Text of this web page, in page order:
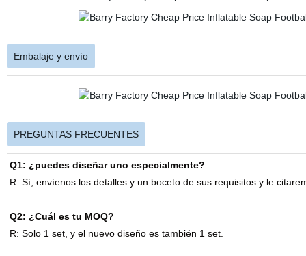
Embalaje y envío
PREGUNTAS FRECUENTES
Q1: ¿puedes diseñar uno especialmente?
R: Sí, envíenos los detalles y un boceto de sus requisitos y le
Q2: ¿Cuál es tu MOQ?
R: Solo 1 set, y el nuevo diseño es también 1 set.